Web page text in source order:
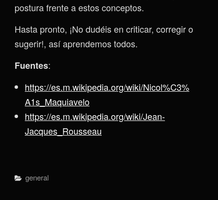
postura frente a estos conceptos.
Hasta pronto, ¡No dudéis en criticar, corregir o
sugerir!, así aprendemos todos.
Fuentes:
https://es.m.wikipedia.org/wiki/Nicol%C3%
A1s_Maquiavelo
https://es.m.wikipedia.org/wiki/Jean-
Jacques_Rousseau
Categorías
General